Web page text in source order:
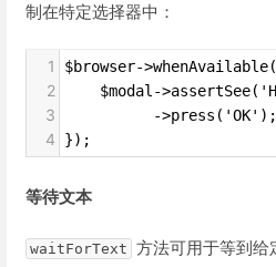
制在特定选择器中：
1 $browser-
2
$modal-
3
          ->press('OK');
4 });
等待文本
waitForText 方法可用于等到给